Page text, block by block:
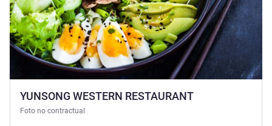
YUNSONG WESTERN RESTAURANT
Foto no contractual